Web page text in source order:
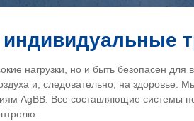
нагрузки, но и быть безопасен
и, следовательно, на здоровье.
AgBB. Все составляющие системы